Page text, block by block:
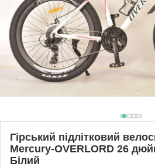
Гірський підлітковий
Mercury-OVERLORD 26
Білий